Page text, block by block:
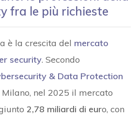
fra le più richieste
è la crescita del mercato
security. Secondo
& Data Protection
nel 2025 il mercato
2,78 miliardi di euro, con